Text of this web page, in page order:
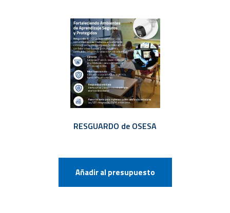
RESGUARDO de OSESA
Añadir al presupuesto